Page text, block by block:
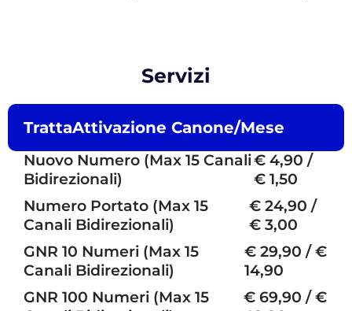
Servizi
TrattaAttivazione Canone/Mese
Nuovo Numero (Max 15 Canali
Bidirezionali)
€ 4,90 /
€ 1,50
Numero Portato (Max 15
Canali Bidirezionali)
€ 24,90 /
€ 3,00
GNR 10 Numeri (Max 15
Canali Bidirezionali)
€ 29,90 / €
14,90
GNR 100 Numeri (Max 15
€ 69,90 / €